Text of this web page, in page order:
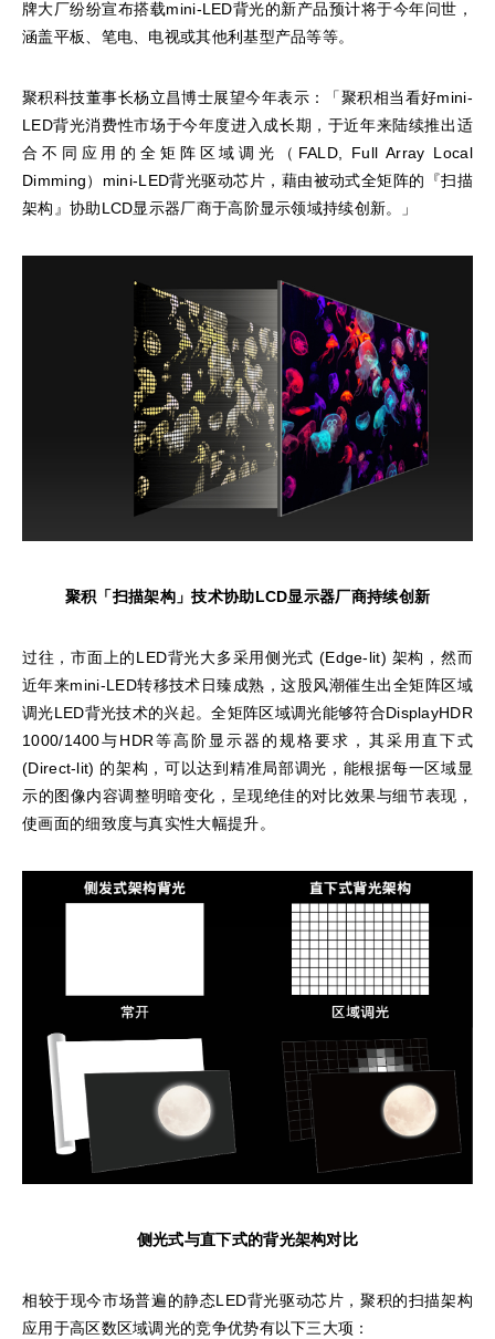
牌大厂纷纷宣布搭载mini-LED背光的新产品预计将于今年问世，
涵盖平板、笔电、电视或其他利基型产品等等。
聚积科技董事长杨立昌博士展望今年表示：「聚积相当看好mini-
LED背光消费性市场于今年度进入成长期，于近年来陆续推出适
合不同应用的全矩阵区域调光（FALD, Full Array Local
Dimming）mini-LED背光驱动芯片，藉由被动式全矩阵的『扫描
架构』协助LCD显示器厂商于高阶显示领域持续创新。」
聚积「扫描架构」技术协助LCD显示器厂商持续创新
过往，市面上的LED背光大多采用侧光式 (Edge-lit) 架构，然而
近年来mini-LED转移技术日臻成熟，这股风潮催生出全矩阵区域
调光LED背光技术的兴起。全矩阵区域调光能够符合DisplayHDR
1000/1400与HDR等高阶显示器的规格要求，其采用直下式
(Direct-lit) 的架构，可以达到精准局部调光，能根据每一区域显
示的图像内容调整明暗变化，呈现绝佳的对比效果与细节表现，
使画面的细致度与真实性大幅提升。
侧光式与直下式的背光架构对比
相较于现今市场普遍的静态LED背光驱动芯片，聚积的扫描架构
应用于高区数区域调光的竞争优势有以下三大项：